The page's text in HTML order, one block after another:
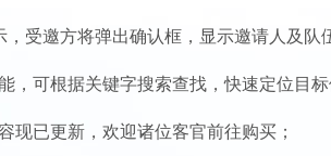
受邀方将弹出确认框，显示邀请人及队
，可根据关键字搜索查找，快速定位目标
现已更新，欢迎诸位客官前往购买；